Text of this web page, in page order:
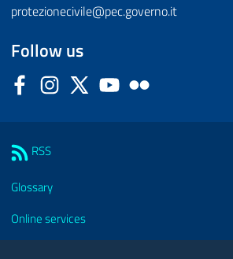
protezionecivile@pec.governo.it
Follow us
FacebookInstagram
Twitter YouTube
RSS
Glossary
Online services